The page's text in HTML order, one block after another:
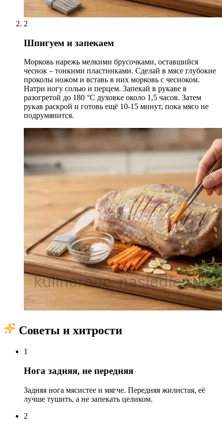
2
Шпигуем и запекаем
Морковь нарежь мелкими брусочками, оставшийся
чеснок – тонкими пластинками. Сделай в мясе глубокие
проколы ножом и вставь в них морковь с чесноком.
Натри ногу солью и перцем. Запекай в рукаве в
разогретой до 180 °С духовке около 1,5 часов. Затем
рукав раскрой и готовь ещё 10-15 минут, пока мясо не
подрумянится.
Советы и хитрости
1
Нога задняя, не передняя
Задняя нога мясистее и мягче. Передняя жилистая, её
лучше тушить, а не запекать целиком.
2